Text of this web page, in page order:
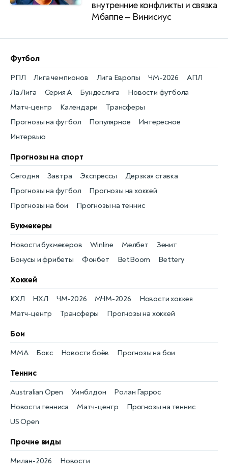
внутренние конфликты и связка
Мбаппе — Винисиус
Футбол
Новости футбола
РПЛ
Матч-центр
Лига чемпионов
Календари
Лига Европы
Трансферы
ЧМ-2026
Прогнозы на футбол
АПЛ
Популярное
Ла Лига
Интересное
Серия А
Интервью
Бундеслига
Прогнозы на спорт
Прогнозы на футбол
Сегодня
Прогнозы на хоккей
Завтра
Прогнозы на бои
Экспрессы
Прогнозы на теннис
Дерзкая ставка
Букмекеры
Бонусы и фрибеты
Новости букмекеров
Фонбет
Winline
BetBoom
Мелбет
Bettery
Зенит
Хоккей
Новости хоккея
КХЛ
Матч-центр
НХЛ
Трансферы
ЧМ-2026
Прогнозы на хоккей
МЧМ-2026
Бои
Новости боёв
MMA Прогнозы на бои
Бокс
Теннис
Новости тенниса
Australian Open
Матч-центр
Уимблдон
Прогнозы на теннис
Ролан Гаррос
US Open
Прочие виды
Новости
Милан-2026